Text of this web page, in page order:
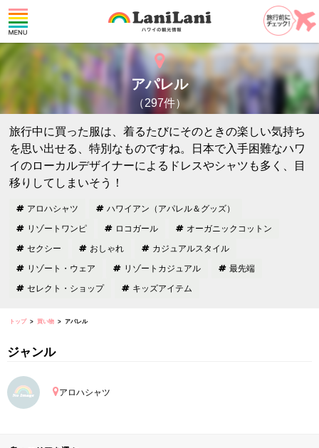
アパレル
（297件）
旅行中に買った服は、着るたびにそのときの楽しい気持ち
を思い出せる、特別なものですね。日本で入手困難なハワ
イのローカルデザイナーによるドレスやシャツも多く、目
移りしてしまいそう！
アロハシャツ
ハワイアン（アパレル＆グッズ）
リゾートワンピ
ロコガール
オーガニックコットン
セクシー
おしゃれ
カジュアルスタイル
リゾート・ウェア
リゾートカジュアル
最先端
セレクト・ショップ
キッズアイテム
トップ 買い物 アパレル
ジャンル
アロハシャツ